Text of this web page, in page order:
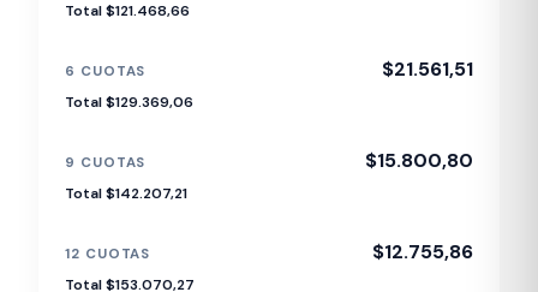
Total $121.468,66
6 CUOTAS $21.561,51
Total $129.369,06
9 CUOTAS $15.800,80
Total $142.207,21
12 CUOTAS $12.755,86
Total $153.070,27